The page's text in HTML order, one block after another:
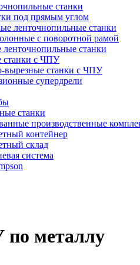
станки
под прямым углом
ленточнопильные станки
с поворотной рамой
станки
с ЧПУ
вырезные станки с ЧПУ
супердрели
станки
производственные
контейнер
склад
система
металлу